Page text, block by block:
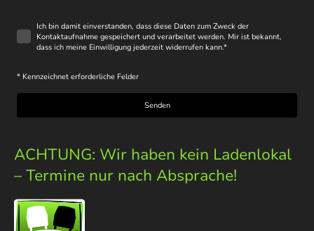
Ich bin damit einverstanden, dass diese Daten zum Zweck der
Kontaktaufnahme gespeichert und verarbeitet werden. Mir ist bekannt,
dass ich meine Einwilligung jederzeit widerrufen kann.*
* Kennzeichnet erforderliche Felder
Senden
ACHTUNG: Wir haben kein Ladenlokal
– Termine nur nach Absprache!